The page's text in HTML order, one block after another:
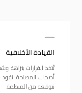
القيادة الأخلاقية
تُتخذ القرارات بنزاهة
أصحاب المصلحة. نقود
نتوقعه من المنظمة.